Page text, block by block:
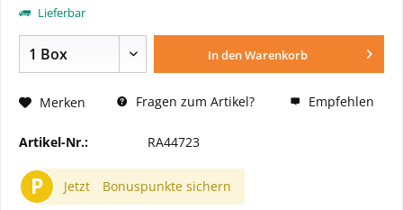
Lieferbar
In denWarenkorb
Merken Fragen zum Artikel? Empfehlen
Artikel-Nr.: RA44723
P Jetzt Bonuspunkte sichern